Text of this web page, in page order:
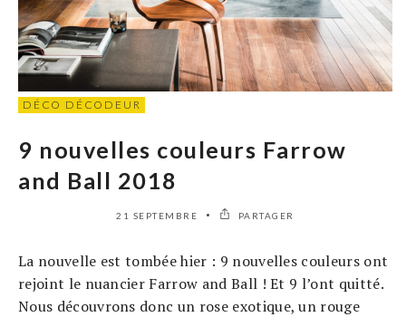
DÉCO DÉCODEUR
9 nouvelles couleurs Farrow
and Ball 2018
21 SEPTEMBRE PARTAGER
La nouvelle est tombée hier : 9 nouvelles couleurs ont
rejoint le nuancier Farrow and Ball ! Et 9 l’ont quitté.
Nous découvrons donc un rose exotique, un rouge